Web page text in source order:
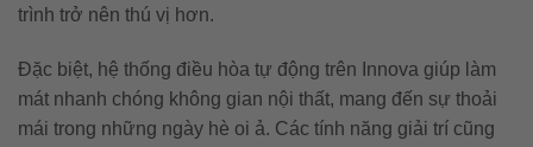
trình trở nên thú vị hơn.
Đặc biệt, hệ thống điều hòa tự động trên Innova giúp làm
mát nhanh chóng không gian nội thất, mang đến sự thoải
mái trong những ngày hè oi ả. Các tính năng giải trí cũng